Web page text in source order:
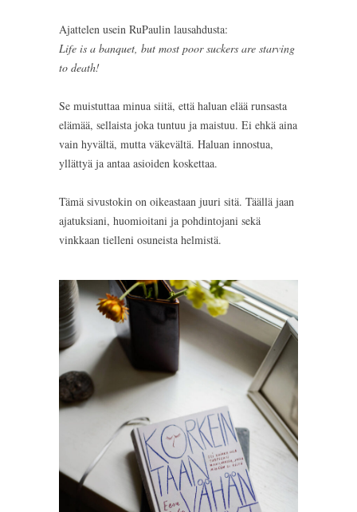
Ajattelen usein RuPaulin lausahdusta:
Life is a banquet, but most poor suckers are starving
to death!
Se muistuttaa minua siitä, että haluan elää runsasta
elämää, sellaista joka tuntuu ja maistuu. Ei ehkä aina
vain hyvältä, mutta väkevältä. Haluan innostua,
yllättyä ja antaa asioiden koskettaa.
Tämä sivustokin on oikeastaan juuri sitä. Täällä jaan
ajatuksiani, huomioitani ja pohdintojani sekä
vinkkaan tielleni osuneista helmistä.